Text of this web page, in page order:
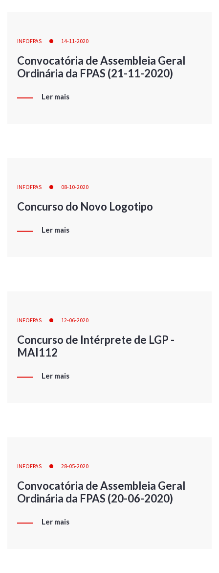
INFOFPAS 14-11-2020
Convocatória de Assembleia Geral
Ordinária da FPAS (21-11-2020)
Ler mais
INFOFPAS 08-10-2020
Concurso do Novo Logotipo
Ler mais
INFOFPAS 12-06-2020
Concurso de Intérprete de LGP -
MAI112
Ler mais
INFOFPAS 28-05-2020
Convocatória de Assembleia Geral
Ordinária da FPAS (20-06-2020)
Ler mais